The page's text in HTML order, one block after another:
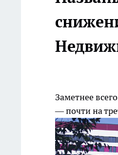
Заметнее
— почти на